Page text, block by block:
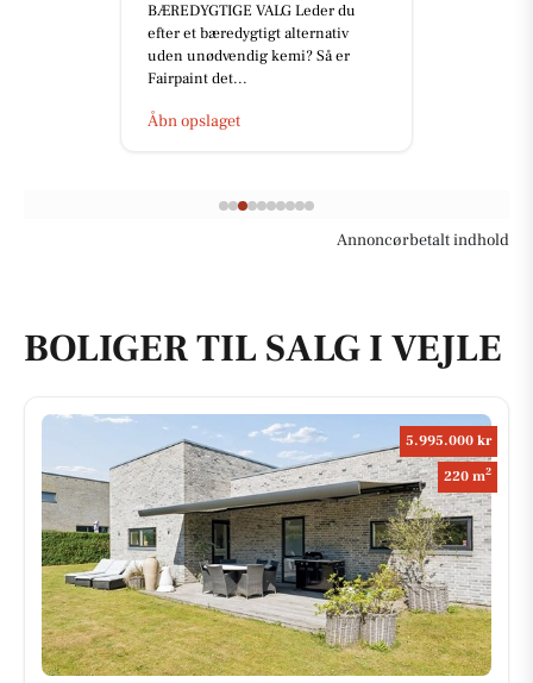
BÆREDYGTIGE VALG Leder du
efter et bæredygtigt alternativ
uden unødvendig kemi? Så er
Fairpaint det...
Åbn opslaget
Annoncørbetalt indhold
BOLIGER TIL SALG I VEJLE
5.995.000 kr
220 m2